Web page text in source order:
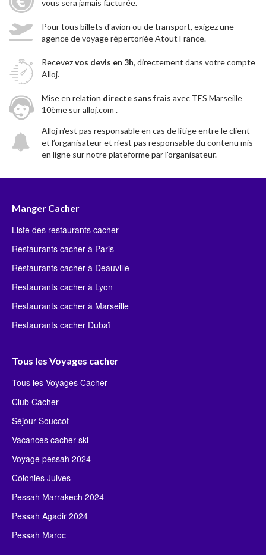
vous sera jamais facturée.
Pour tous billets d'avion ou de transport, exigez une
agence de voyage répertoriée Atout France.
Recevezvos devis en 3h, directement dans votre compte
Alloj.
Mise en relation directe sans frais avec TES Marseille
10ème sur alloj.com .
Alloj n'est pas responsable en cas de litige entre le client
et l’organisateur et n'est pas responsable du contenu mis
en ligne sur notre plateforme par l'organisateur.
Manger Cacher
Liste des restaurants cacher
Restaurants cacher à Paris
Restaurants cacher à Deauville
Restaurants cacher à Lyon
Restaurants cacher à Marseille
Restaurants cacher Dubaï
Tous les Voyages cacher
Tous les Voyages Cacher
Club Cacher
Séjour Souccot
Vacances cacher ski
Voyage pessah 2024
Colonies Juives
Pessah Marrakech 2024
Pessah Agadir 2024
Pessah Maroc